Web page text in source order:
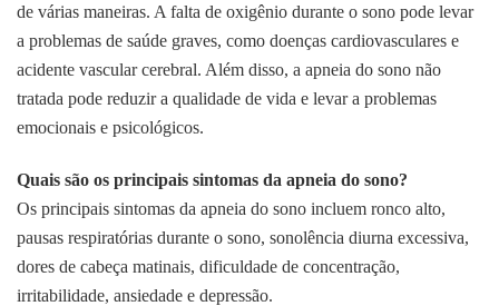
de várias maneiras. A falta de oxigênio durante o sono pode levar
a problemas de saúde graves, como doenças cardiovasculares e
acidente vascular cerebral. Além disso, a apneia do sono não
tratada pode reduzir a qualidade de vida e levar a problemas
emocionais e psicológicos.
Quais são os principais sintomas da apneia do sono?
Os principais sintomas da apneia do sono incluem ronco alto,
pausas respiratórias durante o sono, sonolência diurna excessiva,
dores de cabeça matinais, dificuldade de concentração,
irritabilidade, ansiedade e depressão.